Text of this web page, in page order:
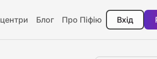
Блог Про Піфію Вхід